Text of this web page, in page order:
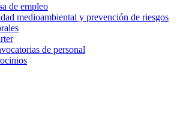
de empleo
medioambiental y prevención de riesgos
de personal